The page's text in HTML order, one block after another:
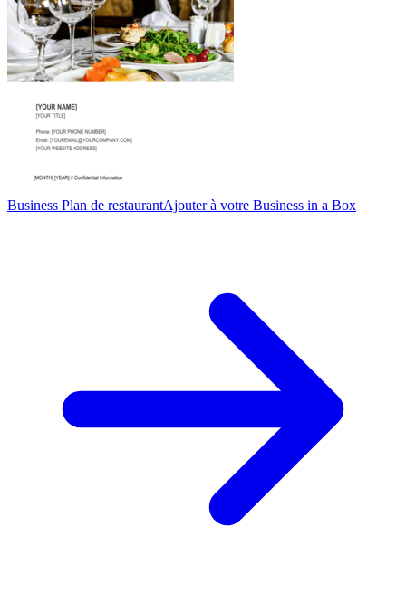
Business Plan de restaurantAjouter à votre Business in a Box